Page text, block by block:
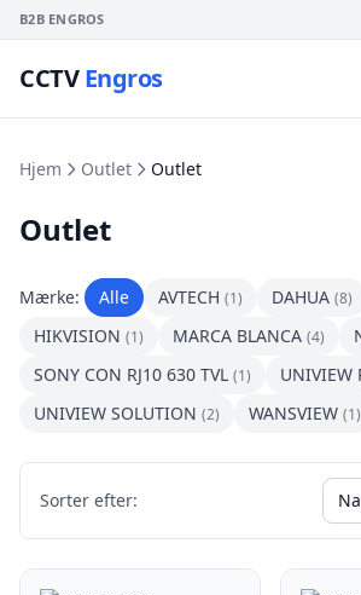
B2B ENGROS
CCTVEngros
Hjem Outlet Outlet
Outlet
Mærke: Alle AVTECH (1) DAHUA (8)
HIKVISION (1) MARCA BLANCA (4)
SONY CON RJ10 630 TVL (1) UNIVIEW
UNIVIEW SOLUTION (2) WANSVIEW (1)
Sorter efter: